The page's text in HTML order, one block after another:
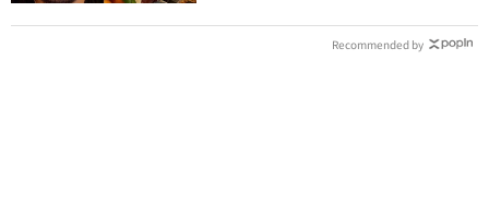
Recommended by